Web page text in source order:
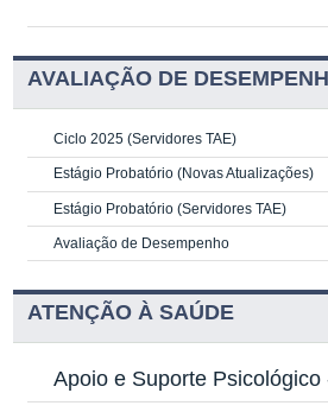
AVALIAÇÃO DE
Ciclo 2025 (Servidores TAE)
Estágio Probatório (Novas Atualizações)
Estágio Probatório (Servidores TAE)
Avaliação de Desempenho
ATENÇÃO À SAÚDE
Apoio e Suporte Psicológico